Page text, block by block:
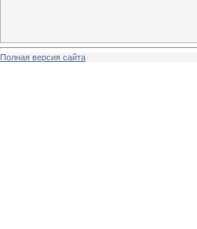
Полная версия сайта